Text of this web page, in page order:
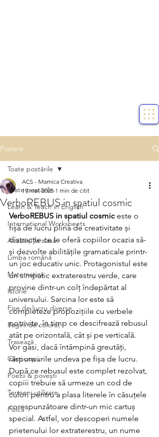
Postare
Toate postările
Learn & Teach in English
International Worksheets
Acasă și la clasă
Limba română
Matematică
Istorie
Fișe de lucru diverse
Pagini de colorat
Trasează
Cărți copii
Poezii & povești
Termeni utilizare
Fizica
Toate postările
VerboREBUS in spatiul cosmic
ACS - Mamica Creativa
19 mar. 2025 1 min de citit
VerboREBUS in spatiul cosmic este o
fișă de lucru plină de creativitate și
distracție ce le oferă copiilor ocazia să-
și dezvolte abilitățile gramaticale printr-
un joc educativ unic. Protagonistul este
un simpatic extraterestru verde, care
provine dintr-un colț îndepărtat al
universului. Sarcina lor este să
completeze propozițiile cu verbele
potrivite, în timp ce descifrează rebusul
atât pe orizontală, cât și pe verticală.
Vor găsi, dacă întâmpină greutăți,
răspunsurile undeva pe fișa de lucru.
După ce rebusul este complet rezolvat,
copiii trebuie să urmeze un cod de
culori pentru a plasa literele în căsuțele
corespunzătoare dintr-un mic cartuș
special. Astfel, vor descoperi numele
prietenului lor extraterestru, un nume